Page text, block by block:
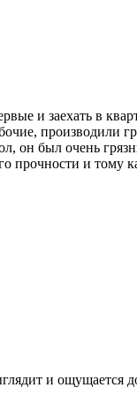
и заехать в
производили
он был очень
прочности и тому
и ощущается